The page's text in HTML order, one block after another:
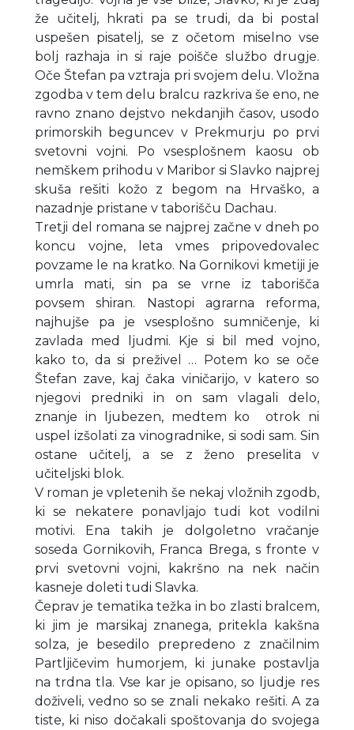
že učitelj, hkrati pa se trudi, da bi postal
uspešen pisatelj, se z očetom miselno vse
bolj razhaja in si raje poišče službo drugje.
Oče Štefan pa vztraja pri svojem delu. Vložna
zgodba v tem delu bralcu razkriva še eno, ne
ravno znano dejstvo nekdanjih časov, usodo
primorskih beguncev v Prekmurju po prvi
svetovni vojni. Po vsesplošnem kaosu ob
nemškem prihodu v Maribor si Slavko najprej
skuša rešiti kožo z begom na Hrvaško, a
nazadnje pristane v taborišču Dachau.
Tretji del romana se najprej začne v dneh po
koncu vojne, leta vmes pripovedovalec
povzame le na kratko. Na Gornikovi kmetiji je
umrla mati, sin pa se vrne iz taborišča
povsem shiran. Nastopi agrarna reforma,
najhujše pa je vsesplošno sumničenje, ki
zavlada med ljudmi. Kje si bil med vojno,
kako to, da si preživel … Potem ko se oče
Štefan zave, kaj čaka viničarijo, v katero so
njegovi predniki in on sam vlagali delo,
znanje in ljubezen, medtem ko otrok ni
uspel izšolati za vinogradnike, si sodi sam. Sin
ostane učitelj, a se z ženo preselita v
učiteljski blok.
V roman je vpletenih še nekaj vložnih zgodb,
ki se nekatere ponavljajo tudi kot vodilni
motivi. Ena takih je dolgoletno vračanje
soseda Gornikovih, Franca Brega, s fronte v
prvi svetovni vojni, kakršno na nek način
kasneje doleti tudi Slavka.
Čeprav je tematika težka in bo zlasti bralcem,
ki jim je marsikaj znanega, pritekla kakšna
solza, je besedilo prepredeno z značilnim
Partljičevim humorjem, ki junake postavlja
na trdna tla. Vse kar je opisano, so ljudje res
doživeli, vedno so se znali nekako rešiti. A za
tiste, ki niso dočakali spoštovanja do svojega